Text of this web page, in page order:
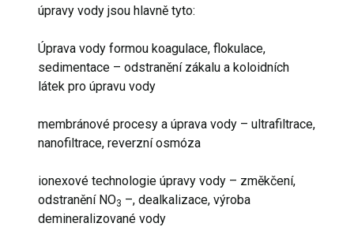
úpravy vody jsou hlavně tyto:
Úprava vody formou koagulace, flokulace,
sedimentace – odstranění zákalu a koloidních
látek pro úpravu vody
membránové procesy a úprava vody – ultrafiltrace,
nanofiltrace, reverzní osmóza
ionexové technologie úpravy vody – změkčení,
odstranění NO3 –, dealkalizace, výroba
demineralizované vody